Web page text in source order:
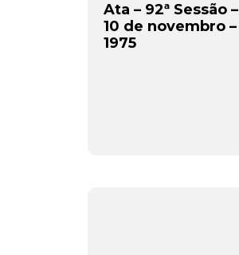
Ata – 92ª Sessão –
10 de novembro –
1975